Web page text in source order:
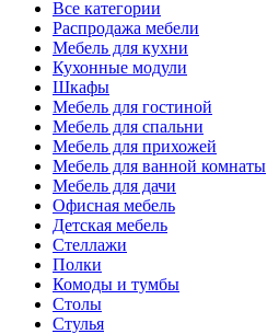
Все категории
Распродажа мебели
Мебель для кухни
Кухонные модули
Шкафы
Мебель для гостиной
Мебель для спальни
Мебель для прихожей
Мебель для ванной комнаты
Мебель для дачи
Офисная мебель
Детская мебель
Стеллажи
Полки
Комоды и тумбы
Столы
Стулья